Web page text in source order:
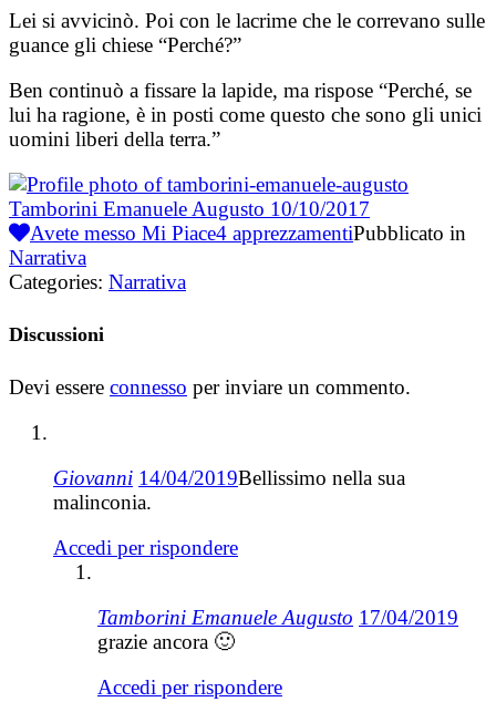
Lei si avvicinò. Poi con le lacrime che le correvano sulle
guance gli chiese “Perché?”
Ben continuò a fissare la lapide, ma rispose “Perché, se
lui ha ragione, è in posti come questo che sono gli unici
uomini liberi della terra.”
Tamborini Emanuele Augusto 10/10/2017
Avete messo Mi Piace4 apprezzamentiPubblicato in
Narrativa
Categories: Narrativa
Discussioni
Devi essere connesso per inviare un commento.
Giovanni 14/04/2019Bellissimo nella sua
malinconia.
Accedi per rispondere
Tamborini Emanuele Augusto 17/04/2019
grazie ancora 🙂
Accedi per rispondere